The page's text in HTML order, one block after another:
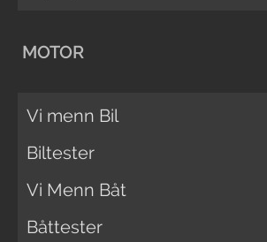
MOTOR
Vi menn Bil
Biltester
Vi Menn Båt
Båttester